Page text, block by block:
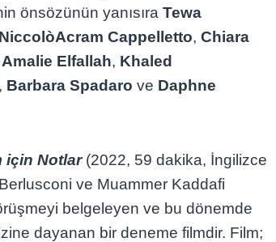
önsözünün yanısıra Tewa
NiccolòAcram Cappelletto, Chiara
Amalie Elfallah, Khaled
, Barbara Spadaro ve Daphne
için Notlar(2022, 59 dakika, İngilizce
ve Muammer Kaddafi
belgeleyen ve bu dönemde
dayanan bir deneme filmdir. Film;